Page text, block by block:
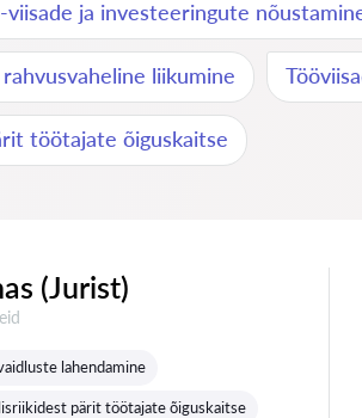
ja investeeringute
liikumine
töötajate õiguskaitse
(Jurist)
lahendamine
pärit töötajate õiguskaitse